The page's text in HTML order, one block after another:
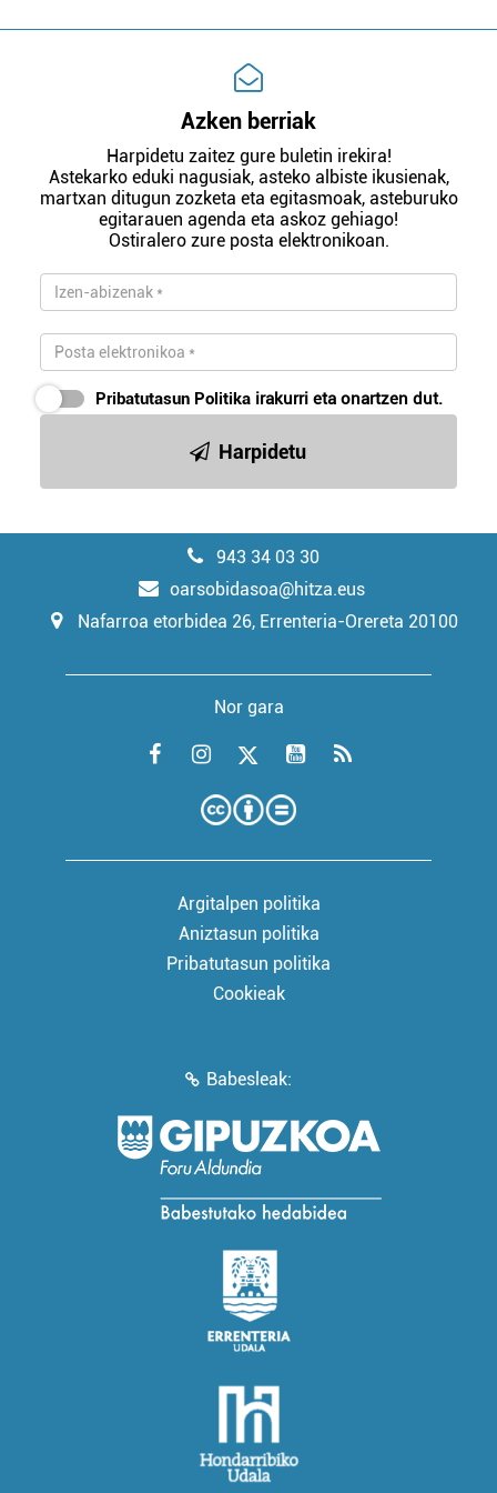
Azken berriak
Harpidetu zaitez gure buletin irekira!
Astekarko eduki nagusiak, asteko albiste ikusienak,
martxan ditugun zozketa eta egitasmoak, asteburuko
egitarauen agenda eta askoz gehiago!
Ostiralero zure posta elektronikoan.
Pribatutasun Politika irakurri eta onartzen dut.
Harpidetu
943 34 03 30
oarsobidasoa@hitza.eus
Nafarroa etorbidea 26, Errenteria-Orereta 20100
Nor gara
Argitalpen politika
Aniztasun politika
Pribatutasun politika
Cookieak
Babesleak: